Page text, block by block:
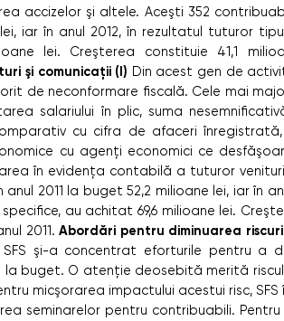
accizelor şi altele. Aceşti 352
iar în anul 2012, în rezultatul tuturor
lei. Creşterea constituie 41,1
şi comunicaţii (I) Din acest gen de
de neconformare ﬁscală. Cele mai
salariului în plic, suma
cu cifra de afaceri
cu agenţi economici ce
în evidenţa contabilă a tuturor
2011 la buget 52,2 milioane lei, iar în
au achitat 69,6 milioane lei.
2011.Abordări pentru diminuarea
SFS şi-a concentrat eforturile pentru a
la buget. O atenţie deosebită merită
micşorarea impactului acestui risc,
seminarelor pentru contribuabili.